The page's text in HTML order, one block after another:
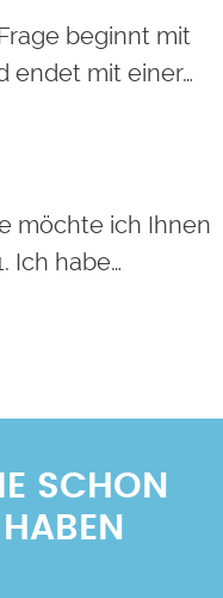
beginnt mit
endet mit einer…
möchte ich Ihnen
Ich habe…
SCHON